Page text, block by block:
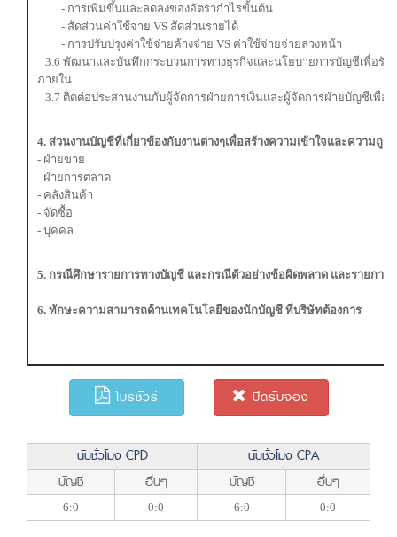
- การเพิ่มขึ้นและลดลงของอัตรากำไรขั้นต้น
- สัดส่วนค่าใช้จ่าย VS สัดส่วนรายได้
- การปรับปรุงค่าใช้จ่ายค้างจ่าย VS ค่าใช้จ่ายจ่ายล่วงหน้า
3.6 พัฒนาและบันทึกกระบวนการทางธุรกิจและนโยบายการบัญชีเพื่อรัก
ภายใน
3.7 ติดต่อประสานงานกับผู้จัดการฝ่ายการเงินและผู้จัดการฝ่ายบัญชีเพื่อ
4. ส่วนงานบัญชีที่เกี่ยวข้องกับงานต่างๆเพื่อสร้างความเข้าใจและความถูก
- ฝ่ายขาย
- ฝ่ายการตลาด
- คลังสินค้า
- จัดซื้อ
- บุคคล
5. กรณีศึกษารายการทางบัญชี และกรณีตัวอย่างข้อผิดพลาด และรายการผิ
6. ทักษะความสามารถด้านเทคโนโลยีของนักบัญชี ที่บริษัทต้องการ
โบรชัวร์ ปิดรับจอง
นับชั่วโมง CPD
นับชั่วโมง CPA
บัญชี
อื่นๆ บัญชี อื่นๆ
6:0 0:0 6:0 0:0